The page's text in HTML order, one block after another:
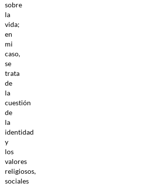
sobre
la
vida;
en
mi
caso,
se
trata
de
la
cuestión
de
la
identidad
y
los
valores
religiosos,
sociales